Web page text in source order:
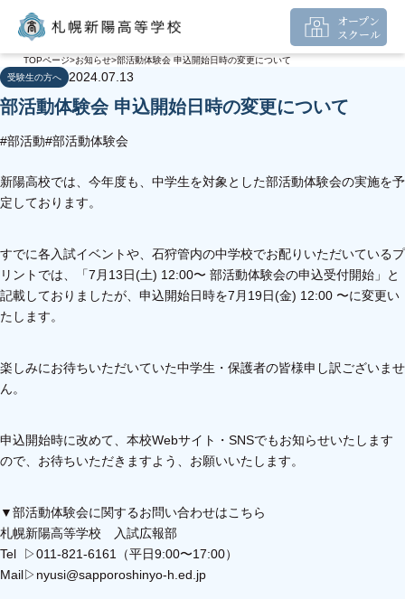
オープン
スクール
TOPページ お知らせ 部活動体験会 申込開始日時の変更について
受験生の方へ
2024.07.13
部活動体験会 申込開始日時の変更について
#部活動#部活動体験会
新陽高校では、今年度も、中学生を対象とした部活動体験会の実施を予
定しております。
すでに各入試イベントや、石狩管内の中学校でお配りいただいているプ
リントでは、「7月13日(土) 12:00〜 部活動体験会の申込受付開始」と
記載しておりましたが、申込開始日時を7月19日(金) 12:00 〜に変更い
たします。
楽しみにお待ちいただいていた中学生・保護者の皆様申し訳ございませ
ん。
申込開始時に改めて、本校Webサイト・SNSでもお知らせいたします
ので、お待ちいただきますよう、お願いいたします。
▼部活動体験会に関するお問い合わせはこちら
札幌新陽高等学校 入試広報部
Tel ▷011-821-6161（平日9:00〜17:00）
Mail▷ nyusi@sapporoshinyo-h.ed.jp